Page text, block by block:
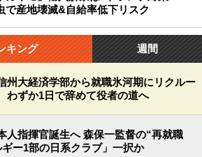
で産地壊滅&自給率低下リスク
キング 週間
州大経済学部から就職氷河期にリクルー
わずか1日で辞めて役者の道へ
人指揮官誕生へ 森保一監督の“再就職
ー1部の日系クラブ」一択か